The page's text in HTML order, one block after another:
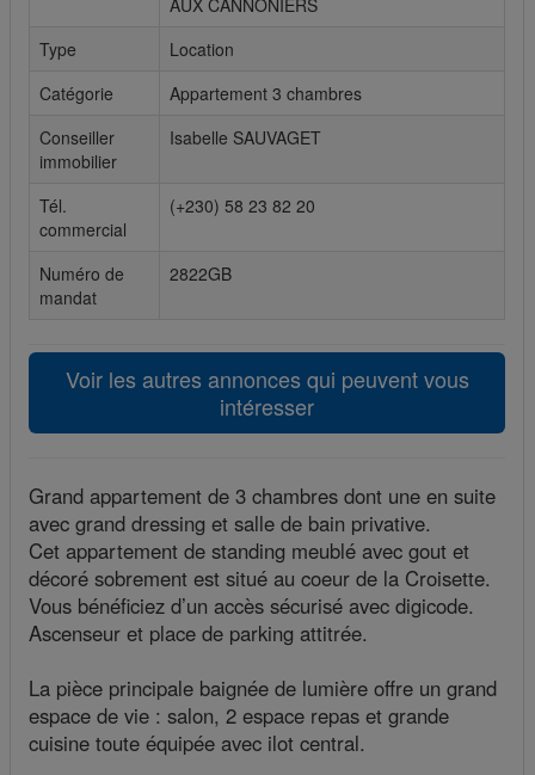
Cookies sociaux
Les cookies sociaux sont utilisés pour afficher les réseaux
avec vos amis.
AUX CANNONIERS
Type
Location
Catégorie
Appartement 3 chambres
Conseiller
immobilier
Isabelle SAUVAGET
Tél.
commercial
(+230) 58 23 82 20
Numéro de
mandat
2822GB
Voir les autres annonces qui peuvent vous
intéresser
Grand appartement de 3 chambres dont une en suite
avec grand dressing et salle de bain privative.
Cet appartement de standing meublé avec gout et
décoré sobrement est situé au coeur de la Croisette.
Vous bénéficiez d’un accès sécurisé avec digicode.
Ascenseur et place de parking attitrée.
La pièce principale baignée de lumière offre un grand
espace de vie : salon, 2 espace repas et grande
cuisine toute équipée avec ilot central.